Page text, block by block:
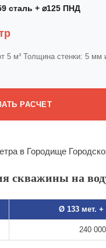
сталь + ⌀125 ПНД
5 м³ Толщина стенки: 5 мм
РАСЧЕТ
в Городище
скважины на
Ø 133 мет.
240